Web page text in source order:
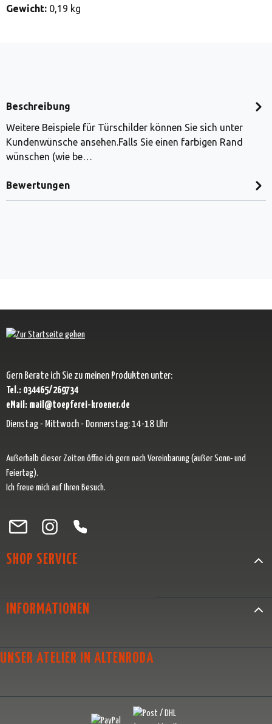
Gewicht: 0,19 kg
Beschreibung
Weitere Beispiele für Türschilder können Sie sich unter
Kundenwünsche ansehen.Falls Sie einen farbigen Rand
wünschen (wie be…
Bewertungen
Gern Berate ich Sie zu meinen Produkten unter:
Tel.: 034465/269734
eMail: mail@toepferei-kroener.de
Dienstag - Mittwoch - Donnerstag: 14-18 Uhr
Außerhalb dieser Zeiten öffne ich gern nach Vereinbarung (außer Sonn- und
Feiertag).
Ich freue mich auf Ihren Besuch.
Besuche uns auf Facebook – öffnet in neuem Tab (externer Link)
Schau auf Instagram vorbei – öffnet in neuem Tab (externer Link)
Lass dich auf Pinterest inspirieren – öffnet in neuem Tab
Folge uns auf X – öffnet in neuem Tab (externer Link)
SHOP SERVICE
INFORMATIONEN
UNSER ATELIER IN ALTENRODA